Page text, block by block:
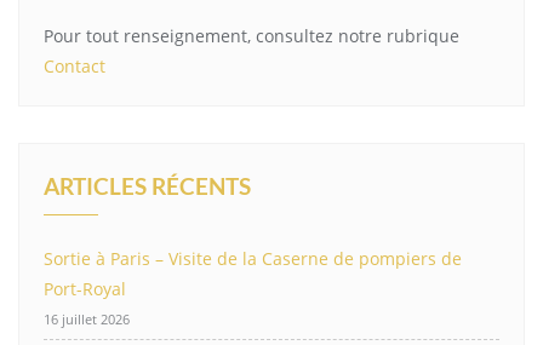
Pour tout renseignement, consultez notre rubrique
Contact
ARTICLES RÉCENTS
Sortie à Paris – Visite de la Caserne de pompiers de
Port-Royal
16 juillet 2026